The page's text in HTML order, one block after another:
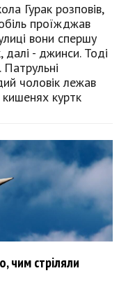
Гурак розповів,
проїжджав
вони спершу
далі - джинси. Тоді
чоловік лежав
кишенях куртк
чим стріляли